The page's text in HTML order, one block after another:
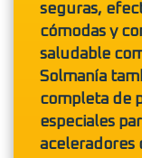
seguras,
cómodas y
saludable
Solmanía
completa de
especiales
aceleradores